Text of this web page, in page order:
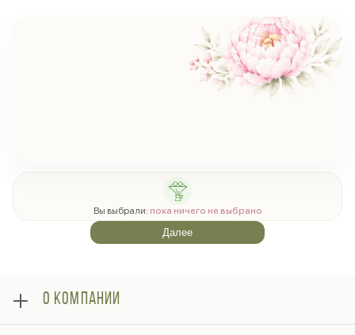
Вы выбрали: пока ничего не выбрано
Далее
О КОМПАНИИ